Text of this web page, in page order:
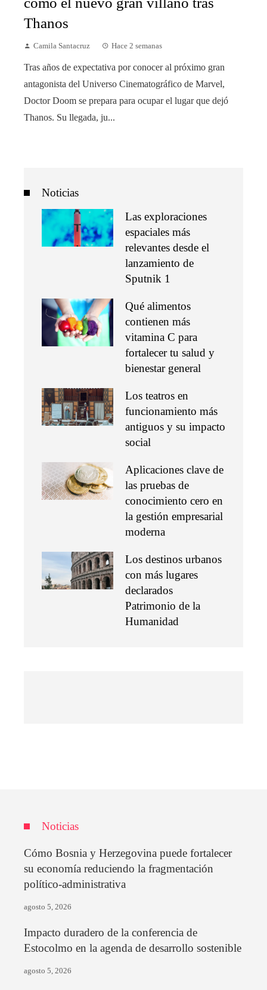
Thanos
Camila Santacruz Hace 2 semanas
Tras años de expectativa por conocer al próximo gran
antagonista del Universo Cinematográfico de Marvel,
Doctor Doom se prepara para ocupar el lugar que dejó
Thanos. Su llegada, ju...
Noticias
Las exploraciones
espaciales más
relevantes desde el
lanzamiento de
Sputnik 1
Qué alimentos
contienen más
vitamina C para
fortalecer tu salud y
bienestar general
Los teatros en
funcionamiento más
antiguos y su impacto
social
Aplicaciones clave de
las pruebas de
conocimiento cero en
la gestión empresarial
moderna
Los destinos urbanos
con más lugares
declarados
Patrimonio de la
Humanidad
Noticias
Cómo Bosnia y Herzegovina puede fortalecer
su economía reduciendo la fragmentación
político-administrativa
agosto 5, 2026
Impacto duradero de la conferencia de
Estocolmo en la agenda de desarrollo sostenible
agosto 5, 2026